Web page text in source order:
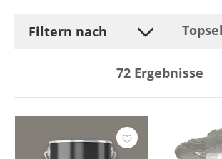
Filtern nach
72 Ergebnisse